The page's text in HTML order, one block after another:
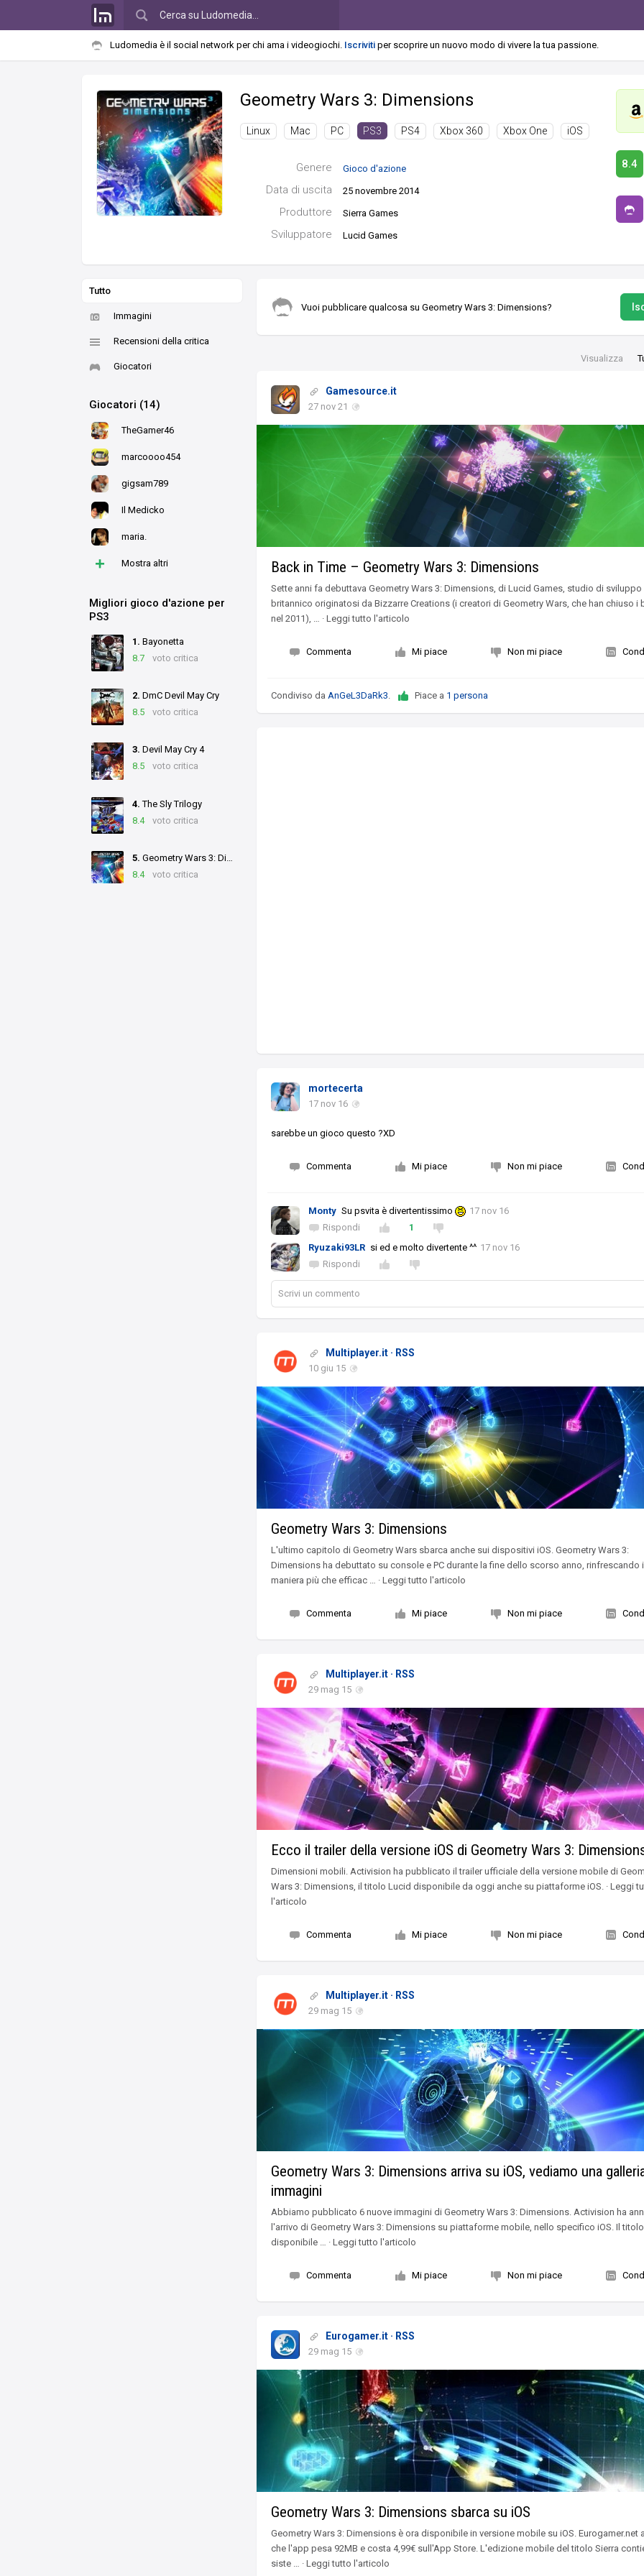
Ludomedia è il social network per chi ama i videogiochi. Iscriviti per scoprire un nuovo modo di vivere la tua passione.
Geometry Wars 3: Dimensions
Linux Mac PC PS3 PS4 Xbox 360 Xbox One iOS
Genere Gioco d'azione
Data di uscita 25 novembre 2014
Produttore Sierra Games
Sviluppatore Lucid Games
8.4
Tutto
Immagini
Recensioni della critica
Giocatori
Giocatori (14)
TheGamer46
marcoooo454
gigsam789
Il Medicko
maria.
+ Mostra altri
Migliori gioco d'azione per
PS3
1. Bayonetta
8.7
voto critica
2. DmC Devil May Cry
8.5
voto critica
3. Devil May Cry 4
8.5
voto critica
4. The Sly Trilogy
8.4
voto critica
5. Geometry Wars 3: Dimensions
8.4
voto critica
Vuoi pubblicare qualcosa su Geometry Wars 3: Dimensions?
Visualizza
Gamesource.it
27 nov 21
Back in Time – Geometry Wars 3: Dimensions
Sette anni fa debuttava Geometry Wars 3: Dimensions, di Lucid Games, studio di sviluppo
britannico originatosi da Bizzarre Creations (i creatori di Geometry Wars, che han chiuso i
nel 2011), … · Leggi tutto l'articolo
Commenta Mi piace Non mi piace
Condiviso daAnGeL3DaRk3. Piace a 1 persona
mortecerta
17 nov 16
sarebbe un gioco questo ?XD
Commenta Mi piace Non mi piace
Monty Su psvita è divertentissimo
17 nov 16
Rispondi
1
Ryuzaki93LR si ed e molto divertente ^^ 17 nov 16
Rispondi
Scrivi un commento
Multiplayer.it · RSS
10 giu 15
Geometry Wars 3: Dimensions
L'ultimo capitolo di Geometry Wars sbarca anche sui dispositivi iOS. Geometry Wars 3:
Dimensions ha debuttato su console e PC durante la fine dello scorso anno, rinfrescando
maniera più che efficac … · Leggi tutto l'articolo
Commenta Mi piace Non mi piace
Multiplayer.it · RSS
29 mag 15
Ecco il trailer della versione iOS di Geometry Wars 3:
Dimensioni mobili. Activision ha pubblicato il trailer ufficiale della versione mobile di
Wars 3: Dimensions, il titolo Lucid disponibile da oggi anche su piattaforme iOS. · Leggi
l'articolo
Commenta Mi piace Non mi piace
Multiplayer.it · RSS
29 mag 15
Geometry Wars 3: Dimensions arriva su iOS, vediamo una
immagini
Abbiamo pubblicato 6 nuove immagini di Geometry Wars 3: Dimensions. Activision ha
l'arrivo di Geometry Wars 3: Dimensions su piattaforme mobile, nello specifico iOS. Il
disponibile … · Leggi tutto l'articolo
Commenta Mi piace Non mi piace
Eurogamer.it · RSS
29 mag 15
Geometry Wars 3: Dimensions sbarca su iOS
Geometry Wars 3: Dimensions è ora disponibile in versione mobile su iOS. Eurogamer.net
che l'app pesa 92MB e costa 4,99€ sull'App Store. L'edizione mobile del titolo Sierra
siste … · Leggi tutto l'articolo